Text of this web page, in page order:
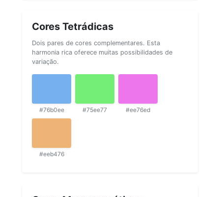
Cores Tetrádicas
Dois pares de cores complementares. Esta
harmonia rica oferece muitas possibilidades de
variação.
#76b0ee #75ee77 #ee76ed
#eeb476